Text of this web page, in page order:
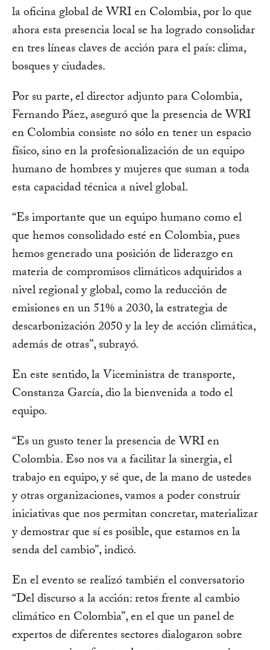
la oficina global de WRI en Colombia, por lo que
ahora esta presencia local se ha logrado consolidar
en tres líneas claves de acción para el país: clima,
bosques y ciudades.
Por su parte, el director adjunto para Colombia,
Fernando Páez, aseguró que la presencia de WRI
en Colombia consiste no sólo en tener un espacio
físico, sino en la profesionalización de un equipo
humano de hombres y mujeres que suman a toda
esta capacidad técnica a nivel global.
“Es importante que un equipo humano como el
que hemos consolidado esté en Colombia, pues
hemos generado una posición de liderazgo en
materia de compromisos climáticos adquiridos a
nivel regional y global, como la reducción de
emisiones en un 51% a 2030, la estrategia de
descarbonización 2050 y la ley de acción climática,
además de otras”, subrayó.
En este sentido, la Viceministra de transporte,
Constanza García, dio la bienvenida a todo el
equipo.
“Es un gusto tener la presencia de WRI en
Colombia. Eso nos va a facilitar la sinergia, el
trabajo en equipo, y sé que, de la mano de ustedes
y otras organizaciones, vamos a poder construir
iniciativas que nos permitan concretar, materializar
y demostrar que sí es posible, que estamos en la
senda del cambio”, indicó.
En el evento se realizó también el conversatorio
“Del discurso a la acción: retos frente al cambio
climático en Colombia”, en el que un panel de
expertos de diferentes sectores dialogaron sobre